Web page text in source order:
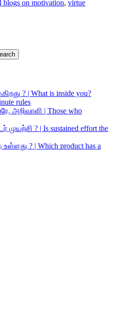
blogs on motivation, virtue
? | What is inside you?
rules
அறிவாளி | Those who
? | Is sustained effort the
? | Which product has a